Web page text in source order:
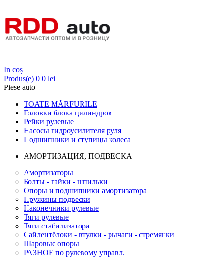
In coș
Produs(e) 0 0 lei
Piese auto
TOATE MĂRFURILE
Головки блока цилиндров
Рейки рулевые
Насосы гидроусилителя руля
Подшипники и ступицы колеса
АМОРТИЗАЦИЯ, ПОДВЕСКА
Амортизаторы
Болты - гайки - шпильки
Опоры и подшипники амортизатора
Пружины подвески
Наконечники рулевые
Тяги рулевые
Тяги стабилизатора
Сайлентблоки - втулки - рычаги - стремянки
Шаровые опоры
РАЗНОЕ по рулевому управл.